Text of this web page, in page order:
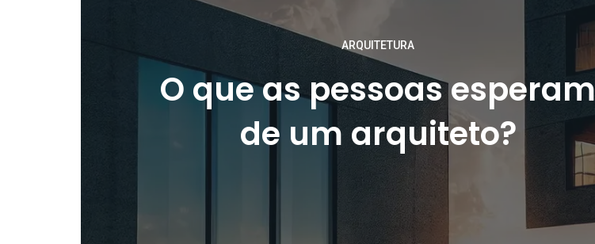
ARQUITETURA
O que as pessoas esperam
de um arquiteto?